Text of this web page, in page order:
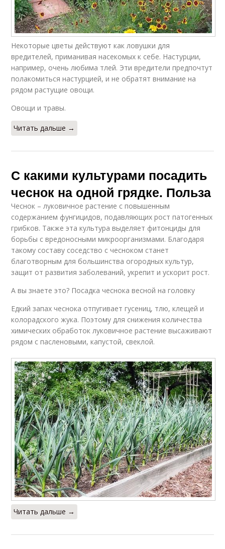
Некоторые цветы действуют как ловушки для
вредителей, приманивая насекомых к себе. Настурции,
например, очень любима тлей. Эти вредители предпочтут
полакомиться настурцией, и не обратят внимание на
рядом растущие овощи.
Овощи и травы.
Читать дальше →
С какими культурами посадить
чеснок на одной грядке. Польза
Чеснок – луковичное растение с повышенным
содержанием фунгицидов, подавляющих рост патогенных
грибков. Также эта культура выделяет фитонциды для
борьбы с вредоносными микроорганизмами. Благодаря
такому составу соседство с чесноком станет
благотворным для большинства огородных культур,
защит от развития заболеваний, укрепит и ускорит рост.
А вы знаете это? Посадка чеснока весной на головку
Едкий запах чеснока отпугивает гусениц, тлю, клещей и
колорадского жука. Поэтому для снижения количества
химических обработок луковичное растение высаживают
рядом с пасленовыми, капустой, свеклой.
Читать дальше →